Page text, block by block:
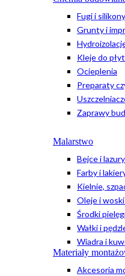
Fugi i silikony
Grunty i
Kleje do
Ocieplenia
Preparaty
Zaprawy
Malarstwo
Bejce i
Farby i
Kielnie,
Oleje i
Środki
Wałki i
Wiadra i
Materiały
Akcesoria